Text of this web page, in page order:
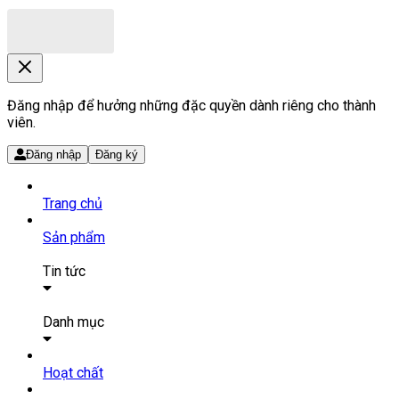
Đăng nhập để hưởng những đặc quyền dành riêng cho thành
viên.
Đăng nhập Đăng ký
Trang chủ
Sản phẩm
Tin tức
Tin tức
Danh mục
SẢN PHẨM THUỐC
Hoạt chất